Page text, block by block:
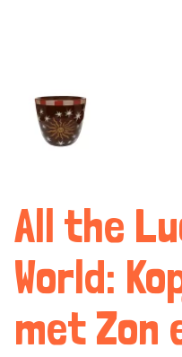
All the
World:
met Zon